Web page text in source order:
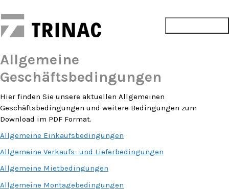
Allgemeine
Geschäftsbedingungen
Hier finden Sie unsere aktuellen Allgemeinen
Geschäftsbedingungen und weitere Bedingungen zum
Download im PDF Format.
Allgemeine Einkaufsbedingungen
Allgemeine Verkaufs- und Lieferbedingungen
Allgemeine Mietbedingungen
Allgemeine Montagebedingungen